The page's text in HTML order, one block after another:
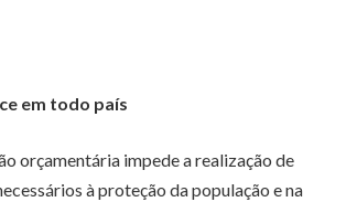
em todo país
orçamentária impede a realização de
à proteção da população e na